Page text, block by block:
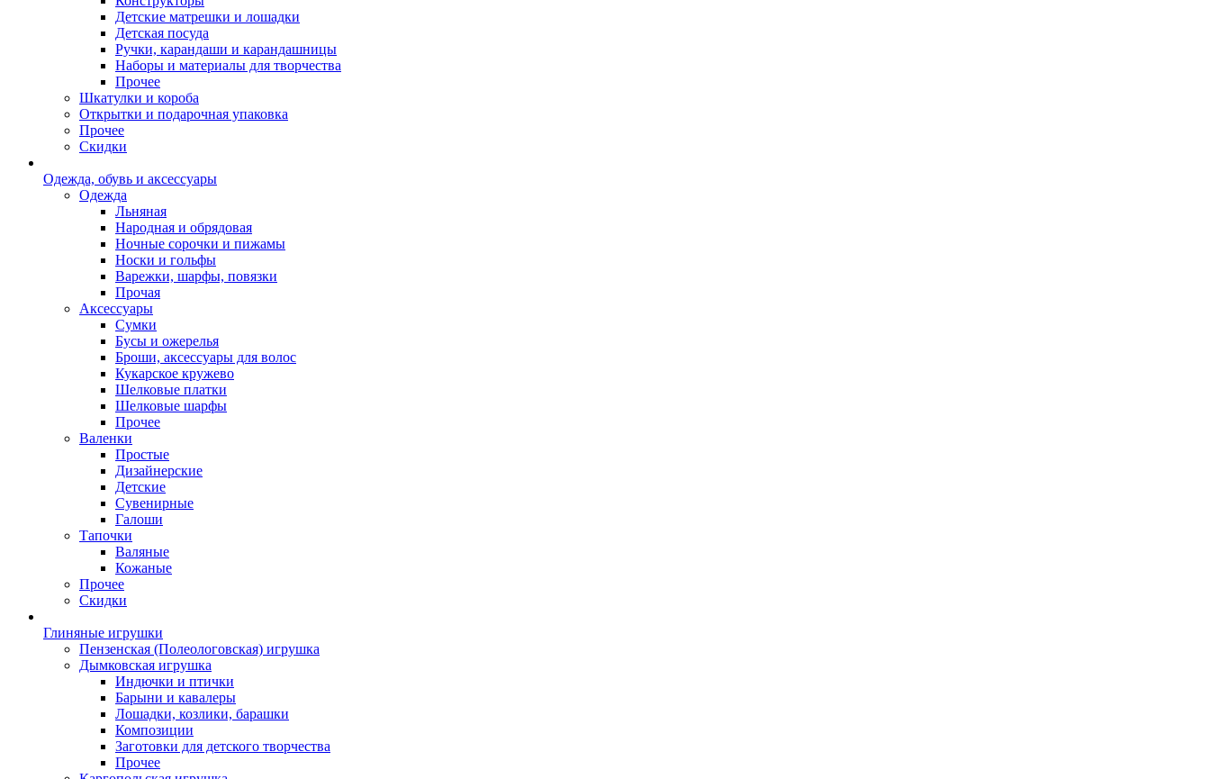
Детские матрешки и лошадки
Детская посуда
Ручки, карандаши и карандашницы
Наборы и материалы для творчества
Прочее
Шкатулки и короба
Открытки и подарочная упаковка
Прочее
Скидки
Одежда, обувь и аксессуары
Одежда
Льняная
Народная и обрядовая
Ночные сорочки и пижамы
Носки и гольфы
Варежки, шарфы, повязки
Прочая
Аксессуары
Сумки
Бусы и ожерелья
Броши, аксессуары для волос
Кукарское кружево
Шелковые платки
Шелковые шарфы
Прочее
Валенки
Простые
Дизайнерские
Детские
Сувенирные
Галоши
Тапочки
Валяные
Кожаные
Прочее
Скидки
Глиняные игрушки
Пензенская (Полеологовская) игрушка
Дымковская игрушка
Индючки и птички
Барыни и кавалеры
Лошадки, козлики, барашки
Композиции
Заготовки для детского творчества
Прочее